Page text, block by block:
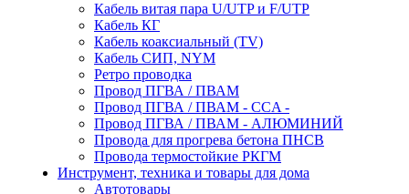
Кабель витая пара U/UTP и F/UTP
Кабель КГ
Кабель коаксиальный (TV)
Кабель СИП, NYM
Ретро проводка
Провод ПГВА / ПВАМ
Провод ПГВА / ПВАМ - CCA -
Провод ПГВА / ПВАМ - АЛЮМИНИЙ
Провода для прогрева бетона ПНСВ
Провода термостойкие РКГМ
Инструмент, техника и товары для дома
Автотовары